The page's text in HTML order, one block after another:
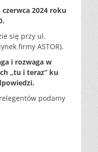
2024 roku
się przy ul.
firmy ASTOR).
i rozwaga w
„tu i teraz” ku
.
podamy